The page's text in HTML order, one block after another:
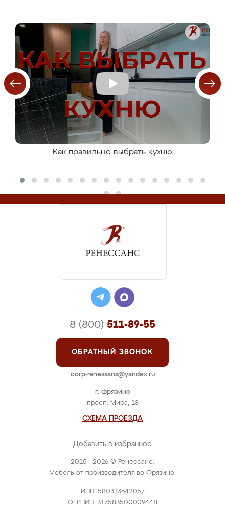
Как правильно выбрать кухню
2015 - 2026 © Ренессанс.
Мебель от производителя во Фрязино.
ИНН: 580313642057
ОГРНИП: 317583500009448
г. Фрязино
просп. Мира, 18
СХЕМА ПРОЕЗДА
Добавить в избранное
8 (800) 511-89-55
ОБРАТНЫЙ ЗВОНОК
corp-renessans@yandex.ru